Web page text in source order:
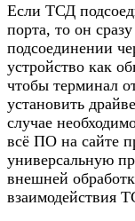
Если ТСД
порта, то он
подсоединении
устройство как
чтобы терминал
установить
случае
всё ПО на сайте
универсальную
внешней
взаимодействия